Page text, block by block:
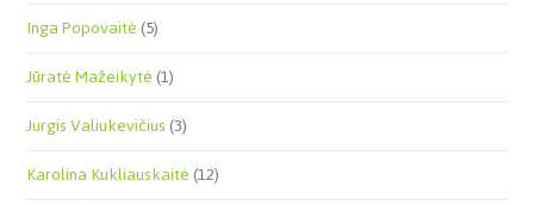
Inga Popovaitė(5)
Jūratė Mažeikytė(1)
Jurgis Valiukevičius(3)
Karolina Kukliauskaitė(12)